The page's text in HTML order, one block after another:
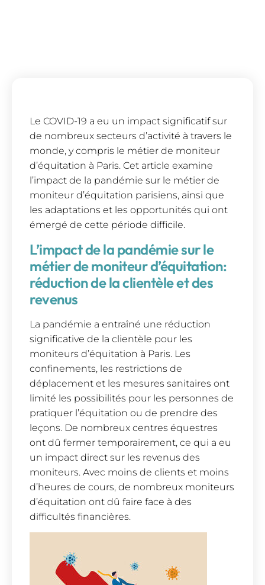
Le COVID-19 a eu un impact significatif sur
de nombreux secteurs d’activité à travers le
monde, y compris le métier de moniteur
d’équitation à Paris. Cet article examine
l’impact de la pandémie sur le métier de
moniteur d’équitation parisiens, ainsi que
les adaptations et les opportunités qui ont
émergé de cette période difficile.
L’impact de la pandémie sur le
métier de moniteur d’équitation:
réduction de la clientèle et des
revenus
La pandémie a entraîné une réduction
significative de la clientèle pour les
moniteurs d’équitation à Paris. Les
confinements, les restrictions de
déplacement et les mesures sanitaires ont
limité les possibilités pour les personnes de
pratiquer l’équitation ou de prendre des
leçons. De nombreux centres équestres
ont dû fermer temporairement, ce qui a eu
un impact direct sur les revenus des
moniteurs. Avec moins de clients et moins
d’heures de cours, de nombreux moniteurs
d’équitation ont dû faire face à des
difficultés financières.